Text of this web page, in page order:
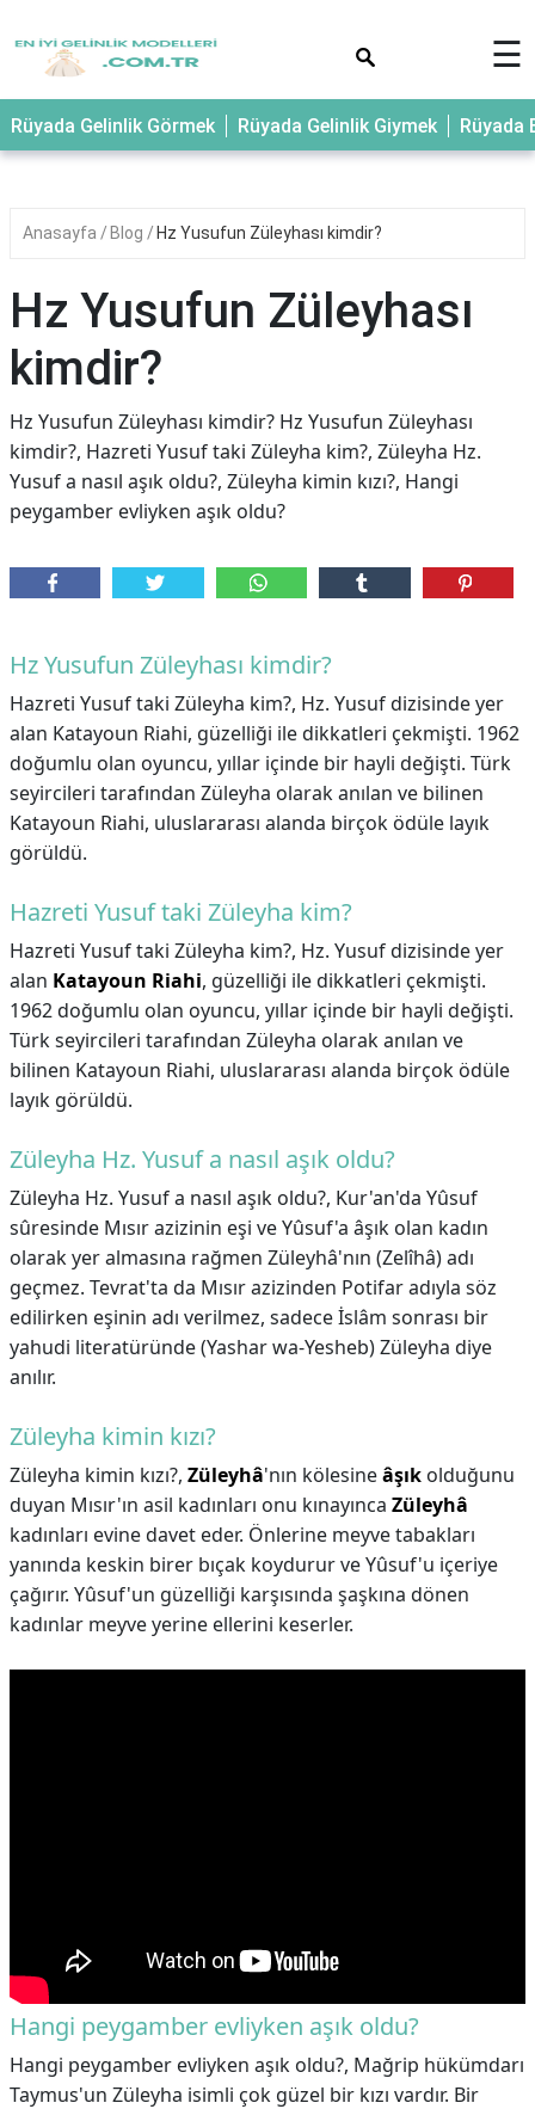
☰
Rüyada Gelinlik Görmek Rüyada Gelinlik Giymek Rüyada
Anasayfa Blog Hz Yusufun Züleyhası kimdir?
Hz Yusufun Züleyhası
kimdir?
Hz Yusufun Züleyhası kimdir? Hz Yusufun Züleyhası
kimdir?, Hazreti Yusuf taki Züleyha kim?, Züleyha Hz.
Yusuf a nasıl aşık oldu?, Züleyha kimin kızı?, Hangi
peygamber evliyken aşık oldu?
Hz Yusufun Züleyhası kimdir?
Hazreti Yusuf taki Züleyha kim?, Hz. Yusuf dizisinde yer
alan Katayoun Riahi, güzelliği ile dikkatleri çekmişti. 1962
doğumlu olan oyuncu, yıllar içinde bir hayli değişti. Türk
seyircileri tarafından Züleyha olarak anılan ve bilinen
Katayoun Riahi, uluslararası alanda birçok ödüle layık
görüldü.
Hazreti Yusuf taki Züleyha kim?
Hazreti Yusuf taki Züleyha kim?, Hz. Yusuf dizisinde yer
alan Katayoun Riahi, güzelliği ile dikkatleri çekmişti.
1962 doğumlu olan oyuncu, yıllar içinde bir hayli değişti.
Türk seyircileri tarafından Züleyha olarak anılan ve
bilinen Katayoun Riahi, uluslararası alanda birçok ödüle
layık görüldü.
Züleyha Hz. Yusuf a nasıl aşık oldu?
Züleyha Hz. Yusuf a nasıl aşık oldu?, Kur'an'da Yûsuf
sûresinde Mısır azizinin eşi ve Yûsuf'a âşık olan kadın
olarak yer almasına rağmen Züleyhâ'nın (Zelîhâ) adı
geçmez. Tevrat'ta da Mısır azizinden Potifar adıyla söz
edilirken eşinin adı verilmez, sadece İslâm sonrası bir
yahudi literatüründe (Yashar wa-Yesheb) Züleyha diye
anılır.
Züleyha kimin kızı?
Züleyha kimin kızı?, Züleyhâ'nın kölesineâşık olduğunu
duyan Mısır'ın asil kadınları onu kınayınca Züleyhâ
kadınları evine davet eder. Önlerine meyve tabakları
yanında keskin birer bıçak koydurur ve Yûsuf'u içeriye
çağırır. Yûsuf'un güzelliği karşısında şaşkına dönen
kadınlar meyve yerine ellerini keserler.
Hangi peygamber evliyken aşık oldu?
Hangi peygamber evliyken aşık oldu?, Mağrip hükümdarı
Taymus'un Züleyha isimli çok güzel bir kızı vardır. Bir